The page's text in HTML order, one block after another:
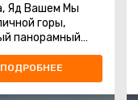
Яд Вашем Мы
горы,
панорамный
вид на город. Затем наш маршрут приведет ...
ПОДРОБНЕЕ